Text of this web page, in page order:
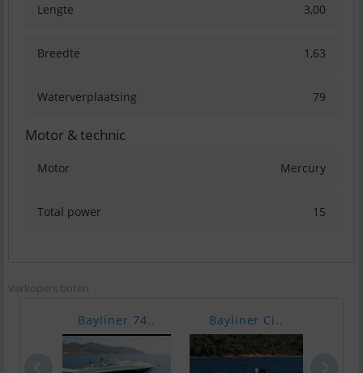
Lengte 3,00
Breedte 1,63
Waterverplaatsing 79
Motor & technic
Motor Mercury
Total power 15
Verkopers boten
Bayliner 74.. Bayliner Ci..